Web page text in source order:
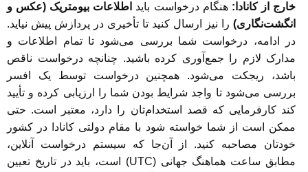
خارج از کانادا: هنگام درخواست باید اطلاعات بیومتریک (عکس و
انگشت‌نگاری) را نیز ارسال کنید تا تأخیری در پردازش پیش نیاید.
در ادامه، درخواست شما بررسی می‌شود تا تمام اطلاعات و
مدارک لازم را جمع‌آوری کرده باشید. چنانچه درخواست ناقص
باشد، ریجکت می‌شود. همچنین درخواست توسط یک افسر
بررسی می‌شود تا واجد شرایط بودن شما را ارزیابی کرده و تأیید
کند کارفرمایی که قصد استخدام‌تان را دارد، معتبر است. حتی
ممکن است از شما خواسته شود با مقام دولتی کانادا در کشور
خودتان مصاحبه کنید. از آن‌جا که سیستم درخواست آنلاین،
مطابق ساعت هماهنگ جهانی (UTC) است، باید در تاریخ تعیین